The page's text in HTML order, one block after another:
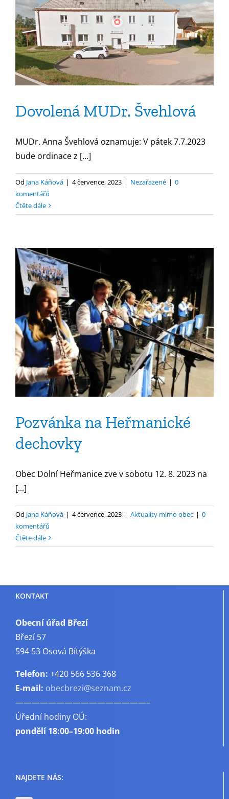
Dovolená MUDr. Švehlová
MUDr. Anna Švehlová oznamuje: V pátek 7.7.2023
bude ordinace z [...]
Od Jana Káňová | 4 července, 2023 | Nezařazené | 0
komentářů
Čtěte dále
Pozvánka na Heřmanické
dechovky
Obec Dolní Heřmanice zve v sobotu 12. 8. 2023 na
[...]
Od Jana Káňová | 4 července, 2023 | Aktuality mimo obec | 0
komentářů
Čtěte dále
KONTAKT
Obecní úřad Březí
Březí 57
594 53 Osová Bítýška
Telefon: +420 566 536 368
E-mail: obecbrezi@seznam.cz
————————————————–
Úřední hodiny OÚ:
pondělí18:00–19:00 hodin
NAJDETE NÁS: